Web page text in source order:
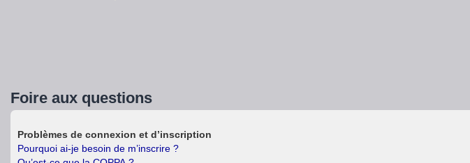
Foire aux questions
Problèmes de connexion et d’inscription
Pourquoi ai-je besoin de m’inscrire ?